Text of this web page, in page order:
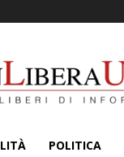
POLITICA